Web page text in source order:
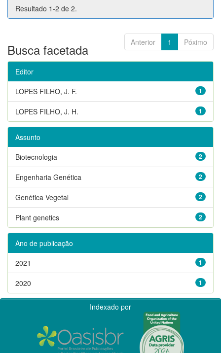
Resultado 1-2 de 2.
Anterior 1 Póximo
Busca facetada
Editor
1
LOPES FILHO, J. F.
1
LOPES FILHO, J. H.
Assunto
2
Biotecnologia
2
Engenharia Genética
2
Genética Vegetal
2
Plant genetics
Ano de publicação
1
2021
1
2020
Indexado por